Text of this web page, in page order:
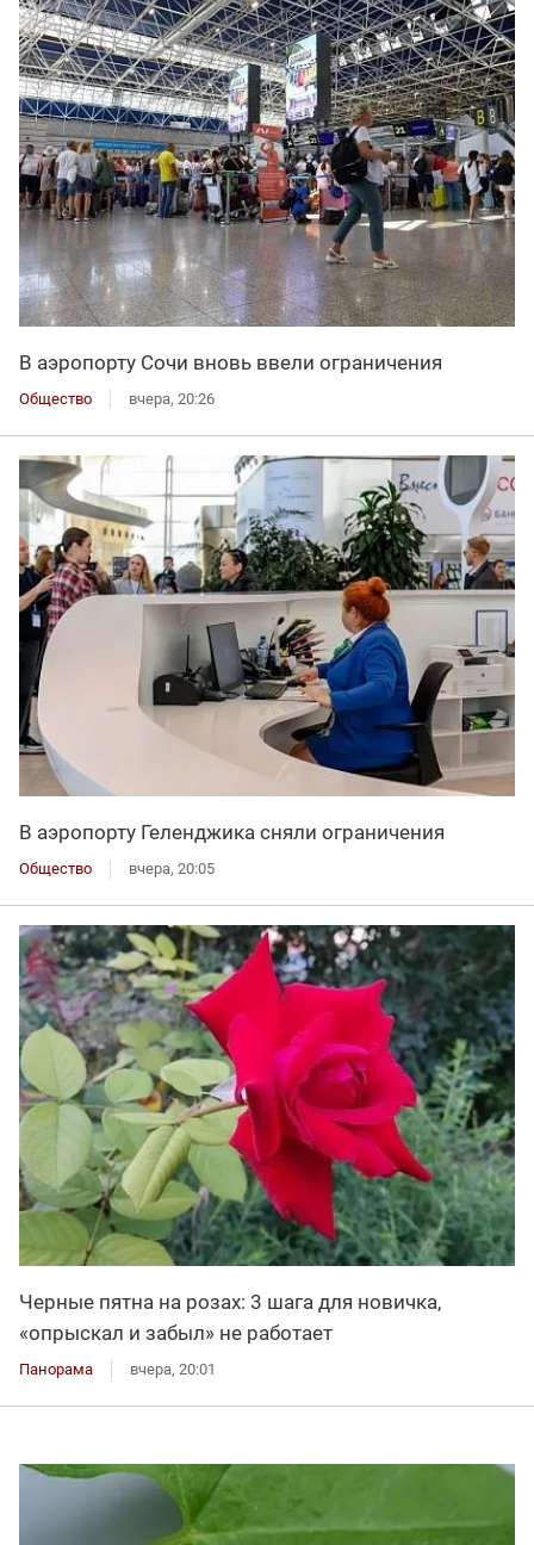
В аэропорту Сочи вновь ввели ограничения
Общество вчера, 20:26
В аэропорту Геленджика сняли ограничения
Общество вчера, 20:05
Черные пятна на розах: 3 шага для новичка,
«опрыскал и забыл» не работает
Панорама вчера, 20:01